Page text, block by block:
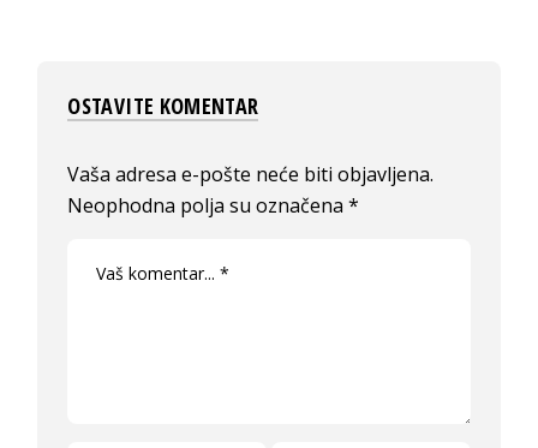
OSTAVITE KOMENTAR
Vaša adresa e-pošte neće biti objavljena.
Neophodna polja su označena*